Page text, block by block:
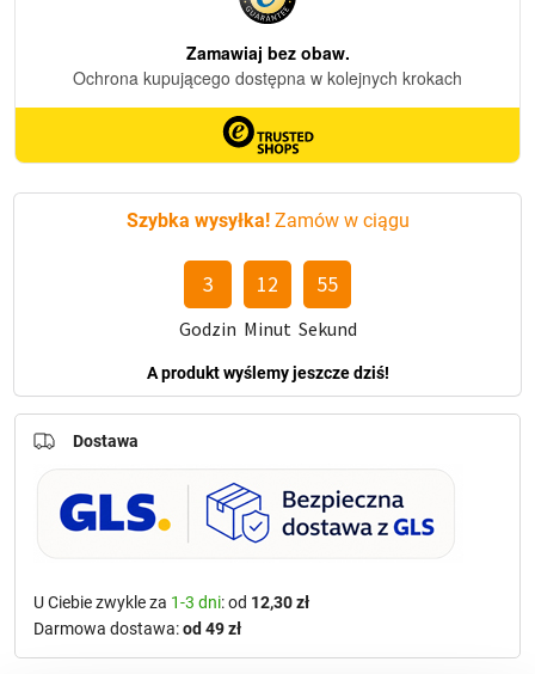
Dostawa
U Ciebie zwykle za 1-3 dni: od 12,30 zł
Darmowa dostawa:od 49 zł
Szybka wysyłka!Zamów w ciągu
3
Godzin
12
Minut
54
Sekund
A produkt wyślemy jeszcze dziś!